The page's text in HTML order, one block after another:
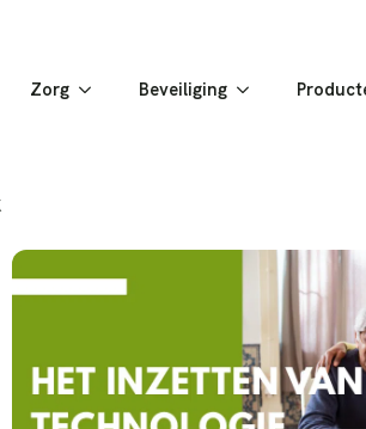
Zorg Beveiliging